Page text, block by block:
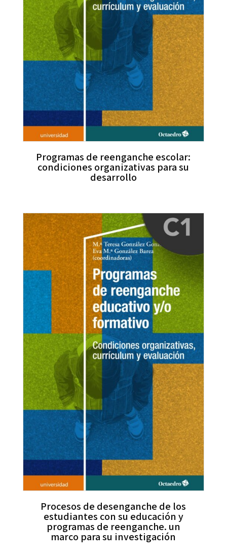
Programas de reenganche escolar:
condiciones organizativas para su
desarrollo
Procesos de desenganche de los
estudiantes con su educación y
programas de reenganche. un
marco para su investigación